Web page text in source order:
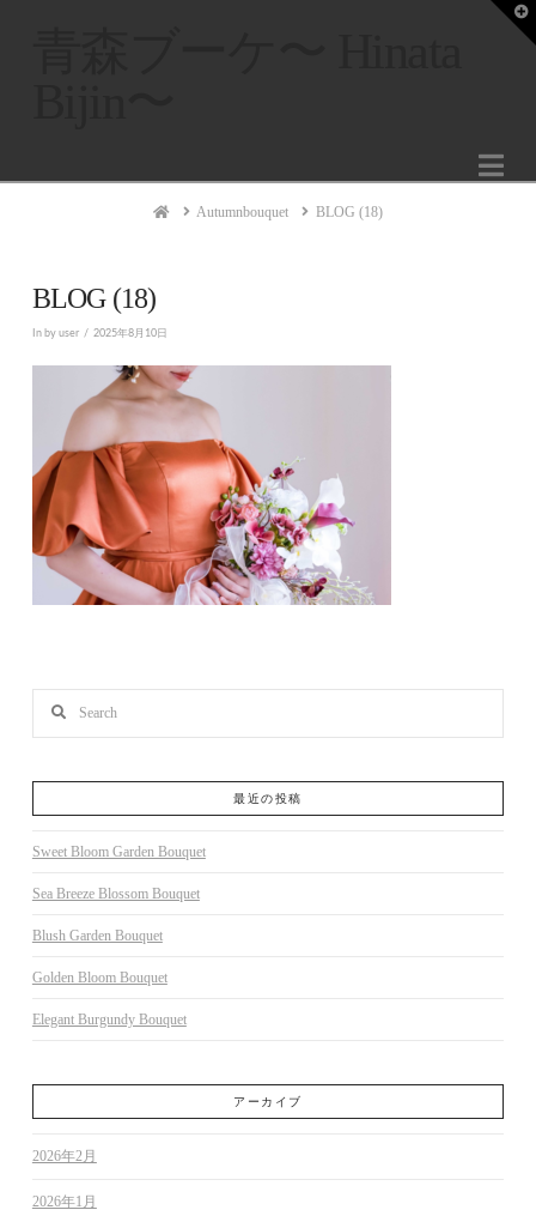
HomeAutumnbouquet BLOG (18)
BLOG (18)
In by user 2025年8月10日
最近の投稿
Sweet Bloom Garden Bouquet
Sea Breeze Blossom Bouquet
Blush Garden Bouquet
Golden Bloom Bouquet
Elegant Burgundy Bouquet
アーカイブ
2026年2月
2026年1月